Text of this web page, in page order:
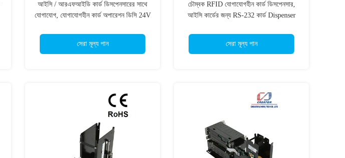
আইসি / আরএফআইডি কার্ড ডিসপেনসারের সাথে
যোগাযোগ, যোগাযোগহীন কার্ড অপারেশন ডিসি 24V
সেরা মূল্য পান
চৌম্বক RFID যোগাযোগহীন কার্ড ডিসপেনসার,
আইসি কার্ডের জন্য RS-232 কার্ড Dispenser
সেরা মূল্য পান